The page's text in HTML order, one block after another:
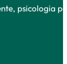
psicologia